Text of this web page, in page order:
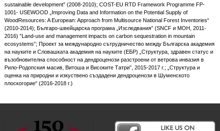
sustainable development” (2008-2010); COST-EU RTD Framework Programme FP-
1001- USEWOOD „Improving Data and Information on the Potential Supply of
WoodResources: A European: Approach from Multisource National Forest Inventories“
(2010-2014); Българо-швейцарска програма „Изследвания” (SNCF и МОН, 2011-
2016) ”Land-use and management impacts on carbon sequestration in mountain
ecosystems”; Проект за международно сътрудничество между Българска академия
на науките и Словашката академия на науките (ЕБР) „Структура, здравен статус и
възобновителна способност на дендроценози разстроени от ветрова инвазия в
Рило-Родопския масив, Витоша и Високите Татри”, 2015-2017 г.; „Структура и
оценка на природни и изкуствено създадени дендроценози в Шуменското
плоскогорие“ (2016-2018 г.)